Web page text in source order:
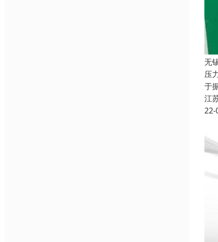
无
压
于
江
22-